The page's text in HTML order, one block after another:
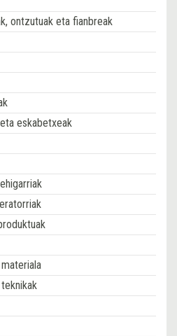
ontzutuak eta fianbreak
eskabetxeak